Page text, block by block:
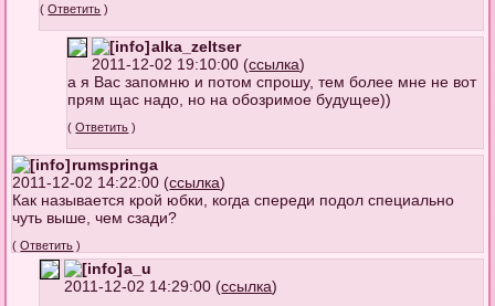
(Ответить )
alka_zeltser
2011-12-02 19:10:00 (ссылка)
а я Вас запомню и потом спрошу, тем более мне не вот
прям щас надо, но на обозримое будущее))
(Ответить )
rumspringa
2011-12-02 14:22:00 (ссылка)
Как называется крой юбки, когда спереди подол специально
чуть выше, чем сзади?
(Ответить )
a_u
2011-12-02 14:29:00 (ссылка)